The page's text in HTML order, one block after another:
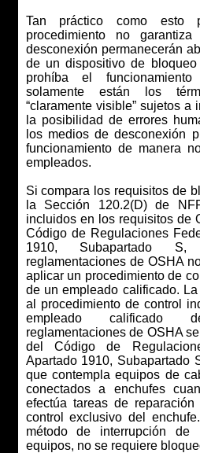
Tan práctico como esto
procedimiento no
desconexión permanecerán
de un dispositivo de
prohíba el
solamente están los
“claramente visible” sujetos a
la posibilidad de errores
los medios de desconexión
funcionamiento de manera
empleados.
Si compara los requisitos de
la Sección 120.2(D) de
incluidos en los requisitos de
Código de Regulaciones
1910, Subapartado
reglamentaciones de OSHA
aplicar un procedimiento de
de un empleado calificado.
al procedimiento de control
empleado calificado
reglamentaciones de OSHA
del Código de
Apartado 1910, Subapartado
que contempla equipos de
conectados a enchufes
efectúa tareas de
control exclusivo del
método de interrupción
equipos, no se requiere